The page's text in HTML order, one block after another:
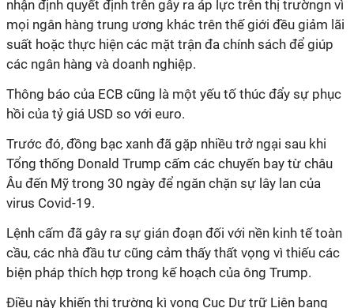
nhận định quyết định trên gây ra áp lực trên thị trườngn vì
mọi ngân hàng trung ương khác trên thế giới đều giảm lãi
suất hoặc thực hiện các mặt trận đa chính sách để giúp
các ngân hàng và doanh nghiệp.
Thông báo của ECB cũng là một yếu tố thúc đẩy sự phục
hồi của tỷ giá USD so với euro.
Trước đó, đồng bạc xanh đã gặp nhiều trở ngại sau khi
Tổng thống Donald Trump cấm các chuyến bay từ châu
Âu đến Mỹ trong 30 ngày để ngăn chặn sự lây lan của
virus Covid-19.
Lệnh cấm đã gây ra sự gián đoạn đối với nền kinh tế toàn
cầu, các nhà đầu tư cũng cảm thấy thất vọng vì thiếu các
biện pháp thích hợp trong kế hoạch của ông Trump.
Điều này khiến thị trường kì vọng Cục Dự trữ Liên bang